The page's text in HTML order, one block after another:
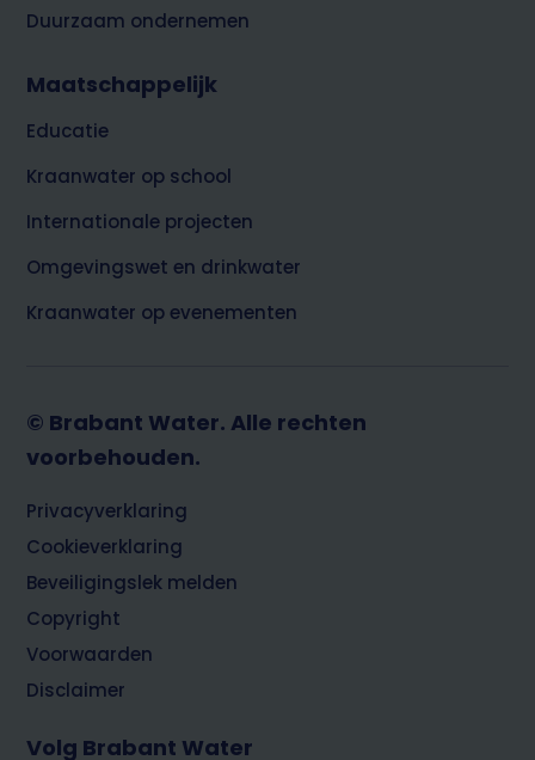
Duurzaam ondernemen
Maatschappelijk
Educatie
Kraanwater op school
Internationale projecten
Omgevingswet en drinkwater
Kraanwater op evenementen
© Brabant Water. Alle rechten
voorbehouden.
Footer
Privacyverklaring
Cookieverklaring
Beveiligingslek melden
Copyright
Voorwaarden
Disclaimer
Volg Brabant Water